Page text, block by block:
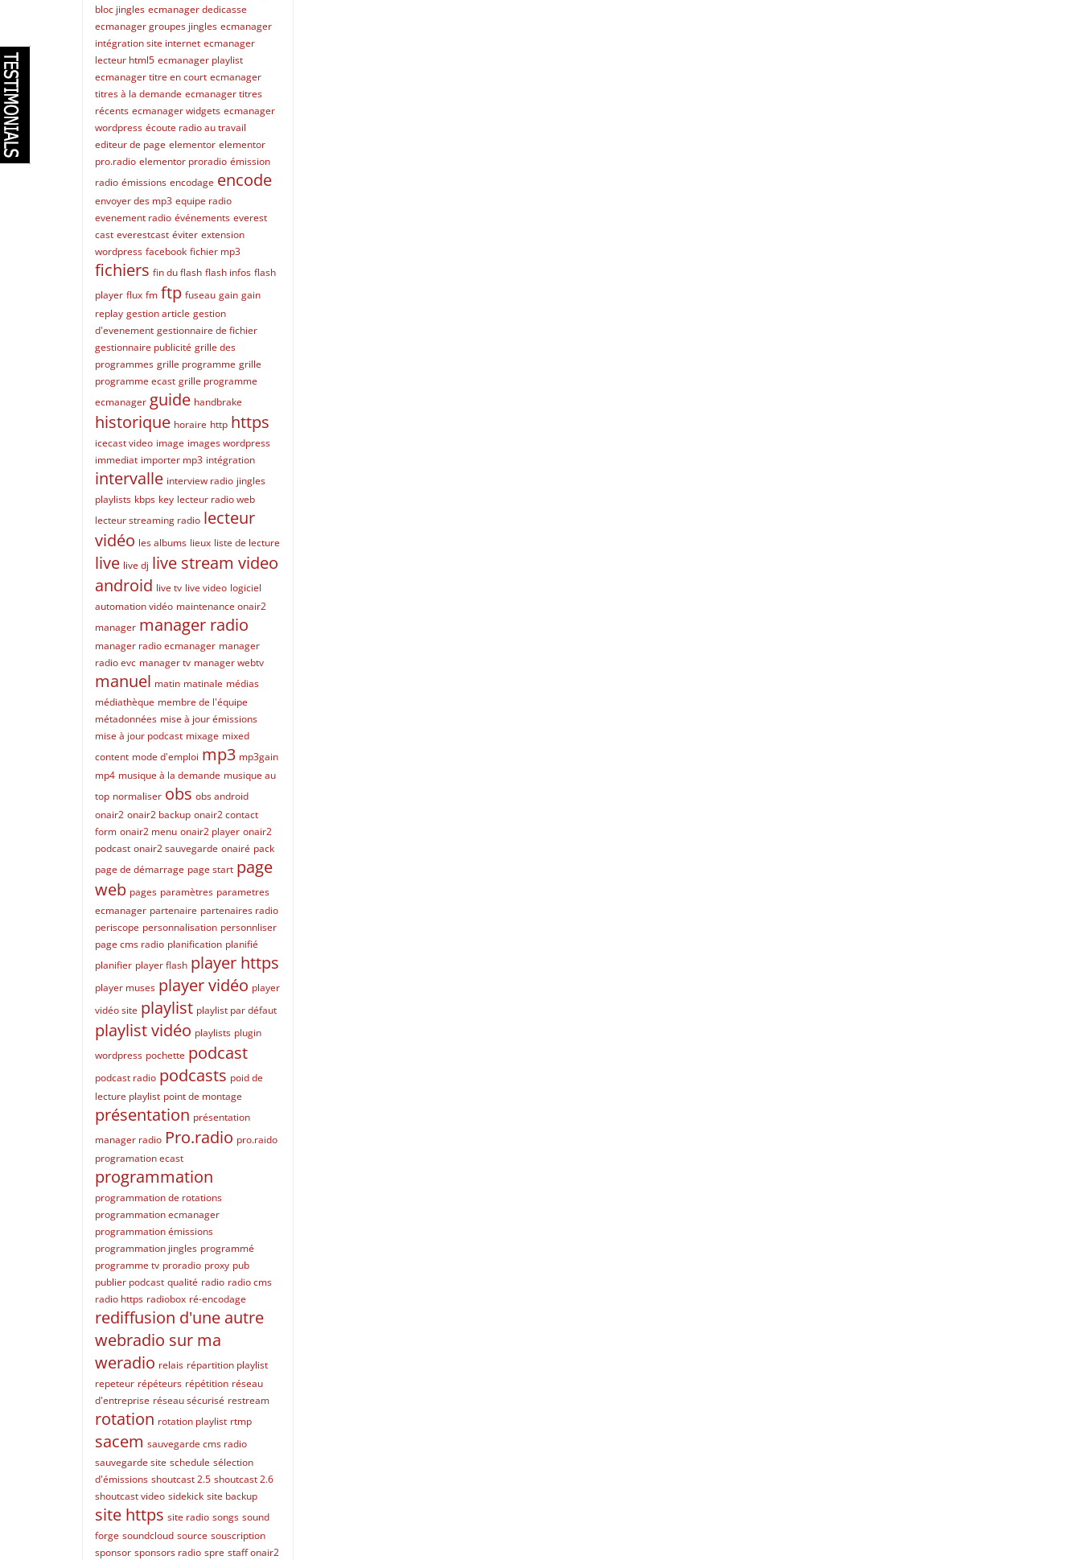
bloc jingles ecmanager dedicasse
ecmanager groupes jingles ecmanager
intégration site internet ecmanager
lecteur html5 ecmanager playlist
ecmanager titre en court ecmanager
titres à la demande ecmanager titres
récents ecmanager widgets ecmanager
wordpress écoute radio au travail
editeur de page elementor elementor
pro.radio elementor proradio émission
radio émissions encodage encode
envoyer des mp3 equipe radio
evenement radio événements everest
cast everestcast éviter extension
wordpress facebook fichier mp3
fichiers fin du flash flash infos flash
player flux fm ftp fuseau gain gain
replay gestion article gestion
d'evenement gestionnaire de fichier
gestionnaire publicité grille des
programmes grille programme grille
programme ecast grille programme
ecmanager guide handbrake
historique horaire http https
icecast video image images wordpress
immediat importer mp3 intégration
intervalle interview radio jingles
playlists kbps key lecteur radio web
lecteur streaming radio lecteur
vidéo les albums lieux liste de lecture
live live dj live stream video
android live tv live video logiciel
automation vidéo maintenance onair2
manager manager radio
manager radio ecmanager manager
radio evc manager tv manager webtv
manuel matin matinale médias
médiathèque membre de l'équipe
métadonnées mise à jour émissions
mise à jour podcast mixage mixed
content mode d'emploi mp3 mp3gain
mp4 musique à la demande musique au
top normaliser obs obs android
onair2 onair2 backup onair2 contact
form onair2 menu onair2 player onair2
podcast onair2 sauvegarde onairé pack
page de démarrage page start page
web pages paramètres parametres
ecmanager partenaire partenaires radio
periscope personnalisation personnliser
page cms radio planification planifié
planifier player flash player https
player muses player vidéo player
vidéo site playlist playlist par défaut
playlist vidéo playlists plugin
wordpress pochette podcast
podcast radio podcasts poid de
lecture playlist point de montage
présentation présentation
manager radio Pro.radio pro.raido
programation ecast
programmation
programmation de rotations
programmation ecmanager
programmation émissions
programmation jingles programmé
programme tv proradio proxy pub
publier podcast qualité radio radio cms
radio https radiobox ré-encodage
rediffusion d'une autre
webradio sur ma
weradio relais répartition playlist
repeteur répéteurs répétition réseau
d'entreprise réseau sécurisé restream
rotation rotation playlist rtmp
sacem sauvegarde cms radio
sauvegarde site schedule sélection
d'émissions shoutcast 2.5 shoutcast 2.6
shoutcast video sidekick site backup
site https site radio songs sound
forge soundcloud source souscription
sponsor sponsors radio spre staff onair2